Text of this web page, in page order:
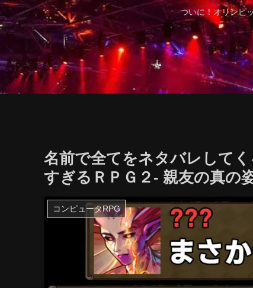
ついに！オリンピ
名前で全てをネタバレして
すぎるＲＰＧ２- 親友の真の
コンピュータRPG